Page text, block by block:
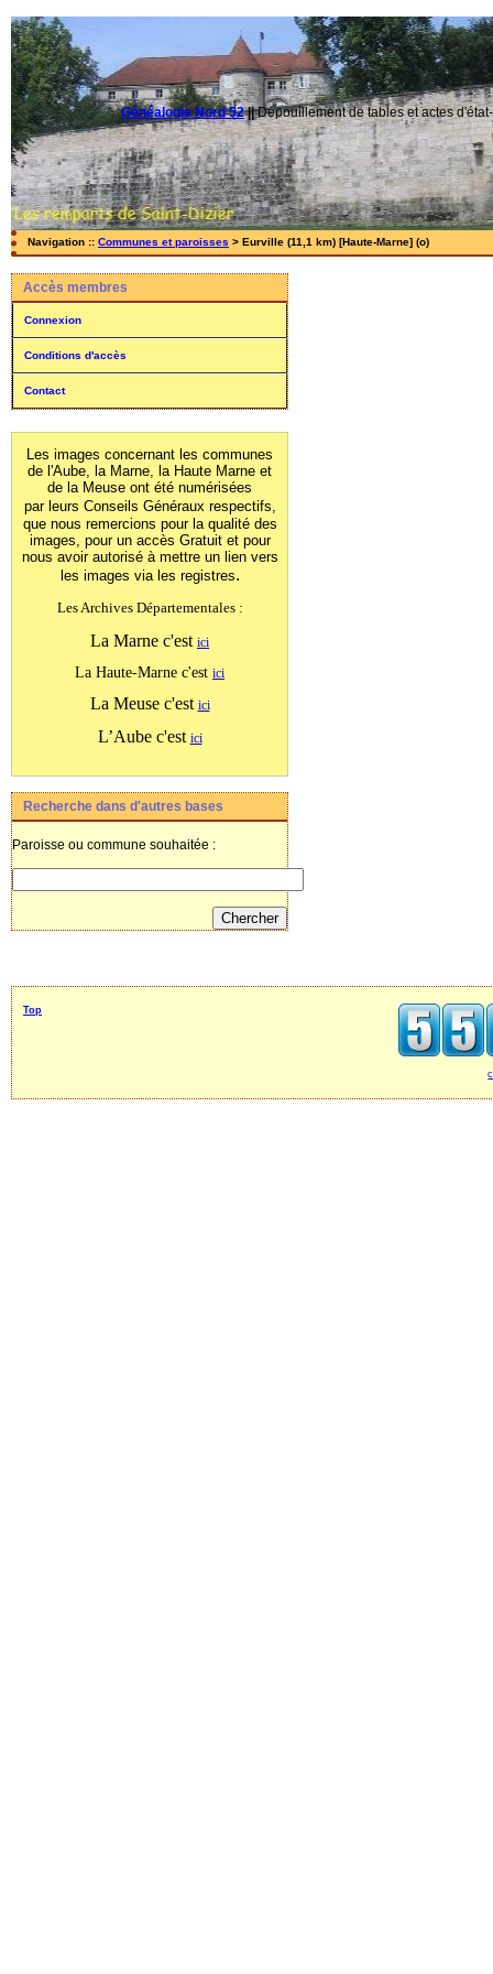
Généalogie Nord 52||Dépouillement de tables et actes
Navigation :: Communes et paroisses > Eurville (11,1 km) [Haute-Marne] (o)
Accès membres
Connexion
Conditions d'accès
Contact
Les images concernant les communes
de l'Aube, la Marne, la Haute Marne et
de la Meuse ont été numérisées
par leurs Conseils Généraux respectifs,
que nous remercions pour la qualité des
images, pour un accès Gratuit et pour
nous avoir autorisé à mettre un lien vers
les images via les registres.
Les Archives Départementales :
La Marne c'est ici
La Haute-Marne c'est ici
La Meuse c'est ici
L’Aube c'est ici
Recherche dans d'autres bases
Paroisse ou commune souhaitée :
Top